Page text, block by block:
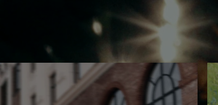
PAUZE,
DRUK
OP
OM
VIDEO
IS
UITGESCHAKELD.
DRUK
Verhalen over bewust reizen